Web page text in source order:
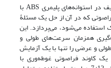
این مقاله به بررسی ضرایب تضعیف در استوانه‌های پلیمری ABS با
که در آن از حل یک مسئلۀ
می‌شود، می‌پردازد. این
همزمان سرعت‌های طولی و
و عرضی را تنها با یک آزمایش
یک کاوند فراصوتی غوطه‌وری با